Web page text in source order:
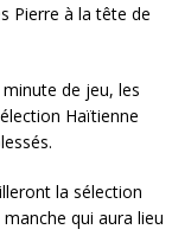
Pierre à la tête de
de jeu, les
Haïtienne
la sélection
qui aura lieu